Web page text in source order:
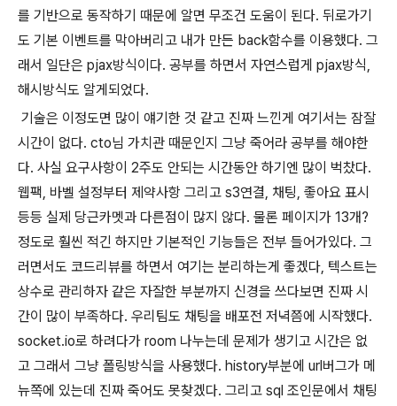
를 기반으로 동작하기 때문에 알면 무조건 도움이 된다. 뒤로가기
도 기본 이벤트를 막아버리고 내가 만든 back함수를 이용했다. 그
래서 일단은 pjax방식이다. 공부를 하면서 자연스럽게 pjax방식,
해시방식도 알게되었다.
기술은 이정도면 많이 얘기한 것 같고 진짜 느낀게 여기서는 잠잘
시간이 없다. cto님 가치관 때문인지 그냥 죽어라 공부를 해야한
다. 사실 요구사항이 2주도 안되는 시간동안 하기엔 많이 벅찼다.
웹팩, 바벨 설정부터 제약사항 그리고 s3연결, 채팅, 좋아요 표시
등등 실제 당근카멧과 다른점이 많지 않다. 물론 페이지가 13개?
정도로 훨씬 적긴 하지만 기본적인 기능들은 전부 들어가있다. 그
러면서도 코드리뷰를 하면서 여기는 분리하는게 좋겠다, 텍스트는
상수로 관리하자 같은 자잘한 부분까지 신경을 쓰다보면 진짜 시
간이 많이 부족하다. 우리팀도 채팅을 배포전 저녁쯤에 시작했다.
socket.io로 하려다가 room 나누는데 문제가 생기고 시간은 없
고 그래서 그냥 폴링방식을 사용했다. history부분에 url버그가 메
뉴쪽에 있는데 진짜 죽어도 못찾겠다. 그리고 sql 조인문에서 채팅